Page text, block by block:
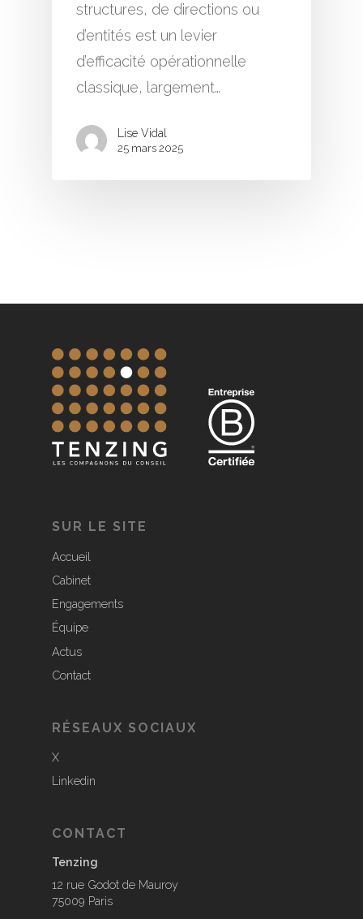
structures, de directions ou
d’entités est un levier
d’efficacité opérationnelle
classique, largement…
Lise Vidal
25 mars 2025
SUR LE SITE
Accueil
Cabinet
Engagements
Équipe
Actus
Contact
RÉSEAUX SOCIAUX
X
Linkedin
CONTACT
Tenzing
12 rue Godot de Mauroy
75009 Paris